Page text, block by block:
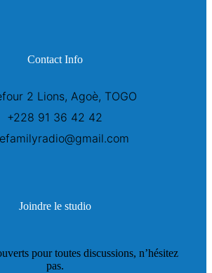
Contact Info
2 Lions, Agoè, TOGO
+228 91 36 42 42
Joindre le studio
pour toutes discussions, n’hésitez
pas.